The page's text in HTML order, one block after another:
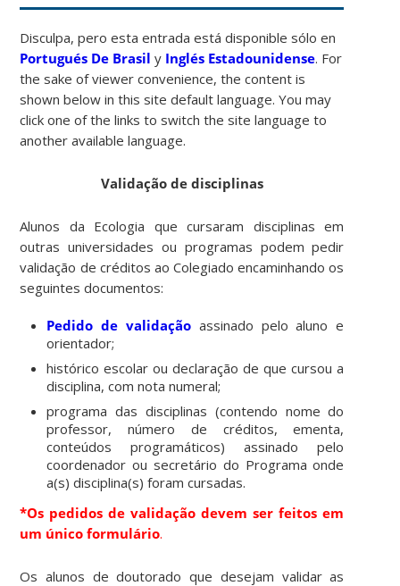
Disculpa, pero esta entrada está disponible sólo en
Portugués De Brasil y Inglés Estadounidense. For
the sake of viewer convenience, the content is
shown below in this site default language. You may
click one of the links to switch the site language to
another available language.
Validação de disciplinas
Alunos da Ecologia que cursaram disciplinas em
outras universidades ou programas podem pedir
validação de créditos ao Colegiado encaminhando os
seguintes documentos:
Pedido de validação assinado pelo aluno e
orientador;
histórico escolar ou declaração de que cursou a
disciplina, com nota numeral;
programa das disciplinas (contendo nome do
professor, número de créditos, ementa,
conteúdos programáticos) assinado pelo
coordenador ou secretário do Programa onde
a(s) disciplina(s) foram cursadas.
*Os pedidos de validação devem ser feitos em
um único formulário.
Os alunos de doutorado que desejam validar as